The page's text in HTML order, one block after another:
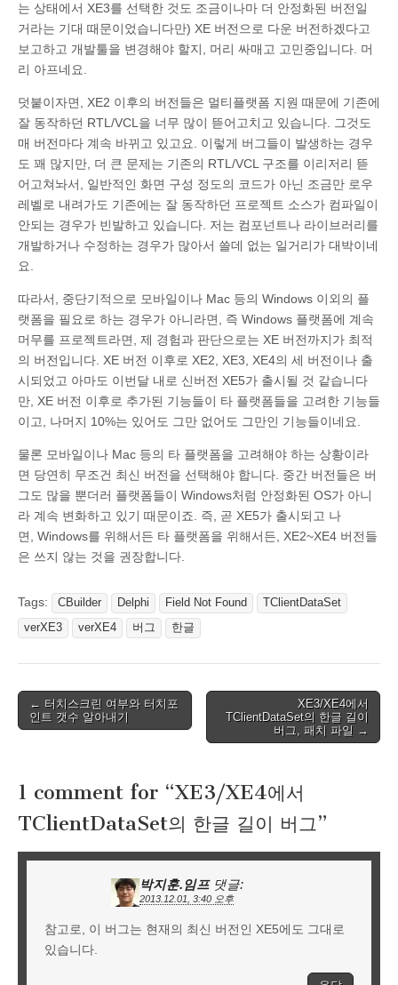
는 상태에서 XE3를 선택한 것도 조금이나마 더 안정화된 버전일
거라는 기대 때문이었습니다만) XE 버전으로 다운 버전하겠다고
보고하고 개발툴을 변경해야 할지, 머리 싸매고 고민중입니다. 머
리 아프네요.
덧붙이자면, XE2 이후의 버전들은 멀티플랫폼 지원 때문에 기존에
잘 동작하던 RTL/VCL을 너무 많이 뜯어고치고 있습니다. 그것도
매 버전마다 계속 바뀌고 있고요. 이렇게 버그들이 발생하는 경우
도 꽤 많지만, 더 큰 문제는 기존의 RTL/VCL 구조를 이리저리 뜯
어고쳐놔서, 일반적인 화면 구성 정도의 코드가 아닌 조금만 로우
레벨로 내려가도 기존에는 잘 동작하던 프로젝트 소스가 컴파일이
안되는 경우가 빈발하고 있습니다. 저는 컴포넌트나 라이브러리를
개발하거나 수정하는 경우가 많아서 쓸데 없는 일거리가 대박이네
요.
따라서, 중단기적으로 모바일이나 Mac 등의 Windows 이외의 플
랫폼을 필요로 하는 경우가 아니라면, 즉 Windows 플랫폼에 계속
머무를 프로젝트라면, 제 경험과 판단으로는 XE 버전까지가 최적
의 버전입니다. XE 버전 이후로 XE2, XE3, XE4의 세 버전이나 출
시되었고 아마도 이번달 내로 신버전 XE5가 출시될 것 같습니다
만, XE 버전 이후로 추가된 기능들이 타 플랫폼들을 고려한 기능들
이고, 나머지 10%는 있어도 그만 없어도 그만인 기능들이네요.
물론 모바일이나 Mac 등의 타 플랫폼을 고려해야 하는 상황이라
면 당연히 무조건 최신 버전을 선택해야 합니다. 중간 버전들은 버
그도 많을 뿐더러 플랫폼들이 Windows처럼 안정화된 OS가 아니
라 계속 변화하고 있기 때문이죠. 즉, 곧 XE5가 출시되고 나
면, Windows를 위해서든 타 플랫폼을 위해서든, XE2~XE4 버전들
은 쓰지 않는 것을 권장합니다.
Tags: CBuilder Delphi Field Not Found
TClientDataSet
verXE3
verXE4 버그 한글
Post
navigation
← 터치스크린 여부와 터치포
인트 갯수 알아내기
XE3/XE4에서
TClientDataSet의 한글 길이
버그, 패치 파일 →
1 comment for “XE3/XE4에서
TClientDataSet의 한글 길이 버그”
박지훈.임프 댓글:
2013.12.01, 3:40 오후
참고로, 이 버그는 현재의 최신 버전인 XE5에도 그대로
있습니다.